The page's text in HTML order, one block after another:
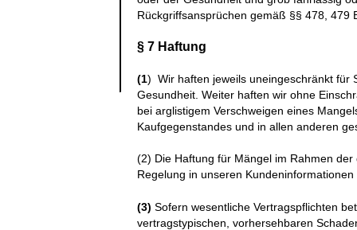
Rückgriffsansprüchen gemäß §§ 478, 479
§ 7 Haftung
(1) Wir haften jeweils uneingeschränkt für
Gesundheit. Weiter haften wir ohne
bei arglistigem Verschweigen eines
Kaufgegenstandes und in allen anderen
(2) Die Haftung für Mängel im Rahmen
Regelung in unseren Kundeninformationen
(3) Sofern wesentliche Vertragspflichten
vertragstypischen, vorhersehbaren